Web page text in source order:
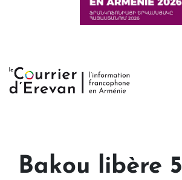
Bakou libère 5